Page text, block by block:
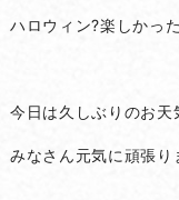
ハロウィン?楽しかっ
今日は久しぶりのお天
みなさん元気に頑張り